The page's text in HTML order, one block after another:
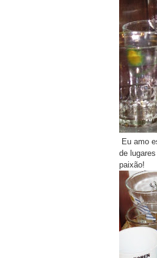
Eu amo
de
paixão!